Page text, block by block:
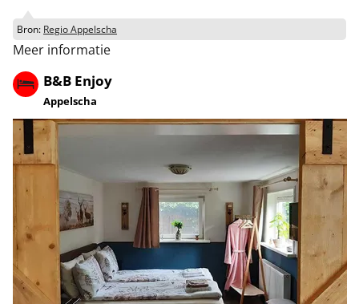
Bron: Regio Appelscha
Meer informatie
B&B Enjoy
Appelscha